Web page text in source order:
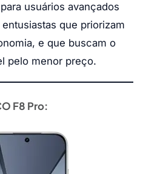
usuários avançados
que priorizam
e que buscam o
pelo menor preço.
F8 Pro: